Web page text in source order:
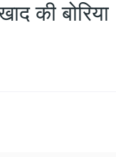
की बोरिया